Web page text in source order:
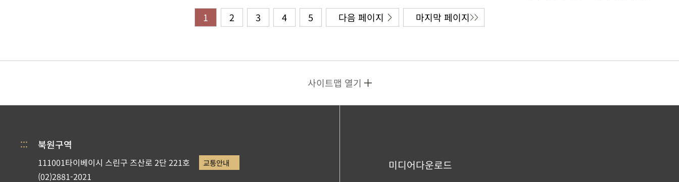
1
2 3 4 5 다음 페이지 마지막 페이지
사이트맵 열기
::: 북원구역
111001타이베이시 스린구 즈산로 2단 221호 교통안내
(02)2881-2021
미디어다운로드